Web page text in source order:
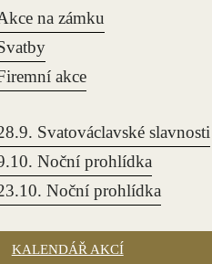
na zámku
akce
Svatováclavské slavnosti
Noční prohlídka
Noční prohlídka
KALENDÁŘ AKCÍ